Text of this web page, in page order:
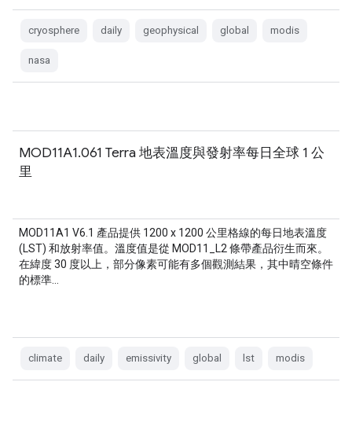
cryosphere daily geophysical global modis
nasa
MOD11A1.061 Terra 地表溫度與發射率每日全球 1 公
里
MOD11A1 V6.1 產品提供 1200 x 1200 公里格線的每日地表溫度
(LST) 和放射率值。溫度值是從 MOD11_L2 條帶產品衍生而來。
在緯度 30 度以上，部分像素可能有多個觀測結果，其中晴空條件
的標準…
climate daily emissivity global lst modis